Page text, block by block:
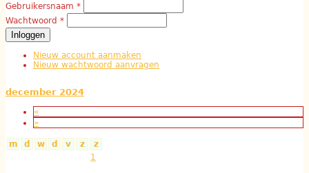
Gebruikerslogin
Gebruikersnaam *
Wachtwoord *
Nieuw account aanmaken
Nieuw wachtwoord aanvragen
december 2024
«
»
m d w d v z
z
1